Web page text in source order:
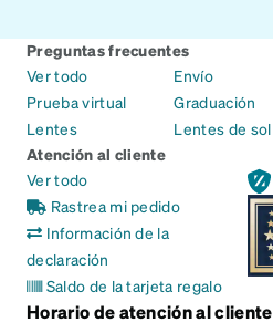
Preguntas frecuentes
Ver todo
Prueba virtual
Lentes
Envío
Graduación
Lentes de sol
Atención al cliente
Ver todo
Rastrea mi pedido
Información de la
declaración
Saldo de la tarjeta regalo
Horario de atención al cliente